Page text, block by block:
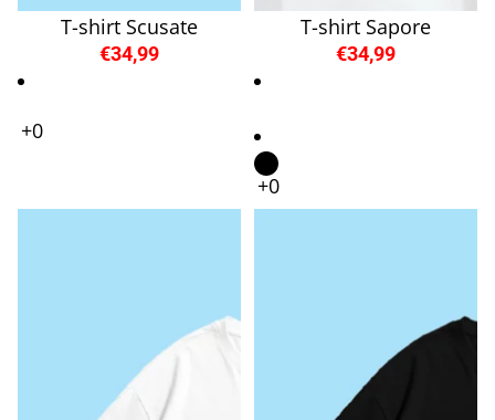
T-shirt Scusate
€34,99
T-shirt Sapore
€34,99